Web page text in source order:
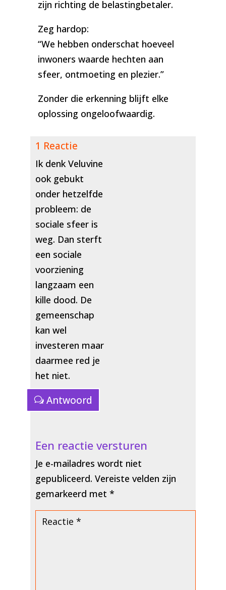
zijn richting de belastingbetaler.
Zeg hardop:
“We hebben onderschat hoeveel
inwoners waarde hechten aan
sfeer, ontmoeting en plezier.”
Zonder die erkenning blijft elke
oplossing ongeloofwaardig.
1 Reactie
Ik denk Veluvine
ook gebukt
onder hetzelfde
probleem: de
sociale sfeer is
weg. Dan sterft
een sociale
voorziening
langzaam een
kille dood. De
gemeenschap
kan wel
investeren maar
daarmee red je
het niet.
Antwoord
Een reactie versturen
Je e-mailadres wordt niet
gepubliceerd. Vereiste velden zijn
gemarkeerd met *